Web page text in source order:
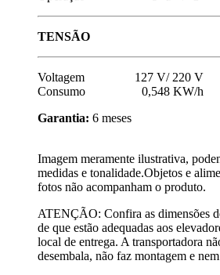
TENSÃO
Voltagem 127 V/ 220 V
Consumo 0,548 KW/h
Garantia: 6 meses
Imagem meramente ilustrativa,
medidas e tonalidade.Objetos e
fotos não acompanham o produto.
ATENÇÃO: Confira as dimensões
de que estão adequadas aos
local de entrega. A transportadora
desembala, não faz montagem e